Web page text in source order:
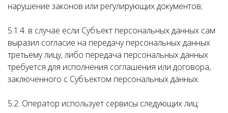
нарушение законов или регулирующих документов;
5.1.4. в случае если Субъект персональных данных сам
выразил согласие на передачу персональных данных
третьему лицу, либо передача персональных данных
требуется для исполнения соглашения или договора,
заключенного с Субъектом персональных данных.
5.2. Оператор использует сервисы следующих лиц: